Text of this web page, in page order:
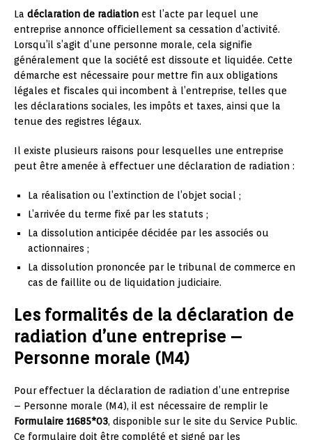
La déclaration de radiation est l’acte par lequel une
entreprise annonce officiellement sa cessation d’activité.
Lorsqu’il s’agit d’une personne morale, cela signifie
généralement que la société est dissoute et liquidée. Cette
démarche est nécessaire pour mettre fin aux obligations
légales et fiscales qui incombent à l’entreprise, telles que
les déclarations sociales, les impôts et taxes, ainsi que la
tenue des registres légaux.
Il existe plusieurs raisons pour lesquelles une entreprise
peut être amenée à effectuer une déclaration de radiation :
La réalisation ou l’extinction de l’objet social ;
L’arrivée du terme fixé par les statuts ;
La dissolution anticipée décidée par les associés ou
actionnaires ;
La dissolution prononcée par le tribunal de commerce en
cas de faillite ou de liquidation judiciaire.
Les formalités de la déclaration de
radiation d’une entreprise –
Personne morale (M4)
Pour effectuer la déclaration de radiation d’une entreprise
– Personne morale (M4), il est nécessaire de remplir le
Formulaire 11685*03, disponible sur le site du Service Public.
Ce formulaire doit être complété et signé par les